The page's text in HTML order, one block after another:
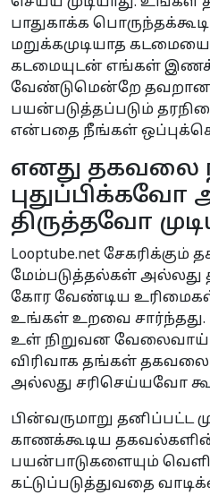
பாதுகாக்க
மறுக்கமுடியாத
கடமையுடன் எங்கள்
வேண்டுமென்றே
பயன்படுத்தப்படும்
என்பதை நீங்கள்
எனது தகவலை
புதுப்பிக்கவோ
திருத்தவோ
Looptube.net சேகரிக்கும்
மேம்படுத்தல்கள் அல்லது
கோர வேண்டிய உரிமைகள்
உங்கள் உறவை
உள் நிறுவன
விரிவாக தங்கள் தகவலை
அல்லது சரிசெய்யவோ
பின்வருமாறு
காணக்கூடிய
பயன்பாடுகளையும்
கட்டுப்படுத்துவதை